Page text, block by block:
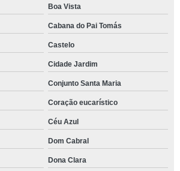
Boa Vista
Cabana do Pai Tomás
Castelo
Cidade Jardim
Conjunto Santa Maria
Coração eucarístico
Céu Azul
Dom Cabral
Dona Clara